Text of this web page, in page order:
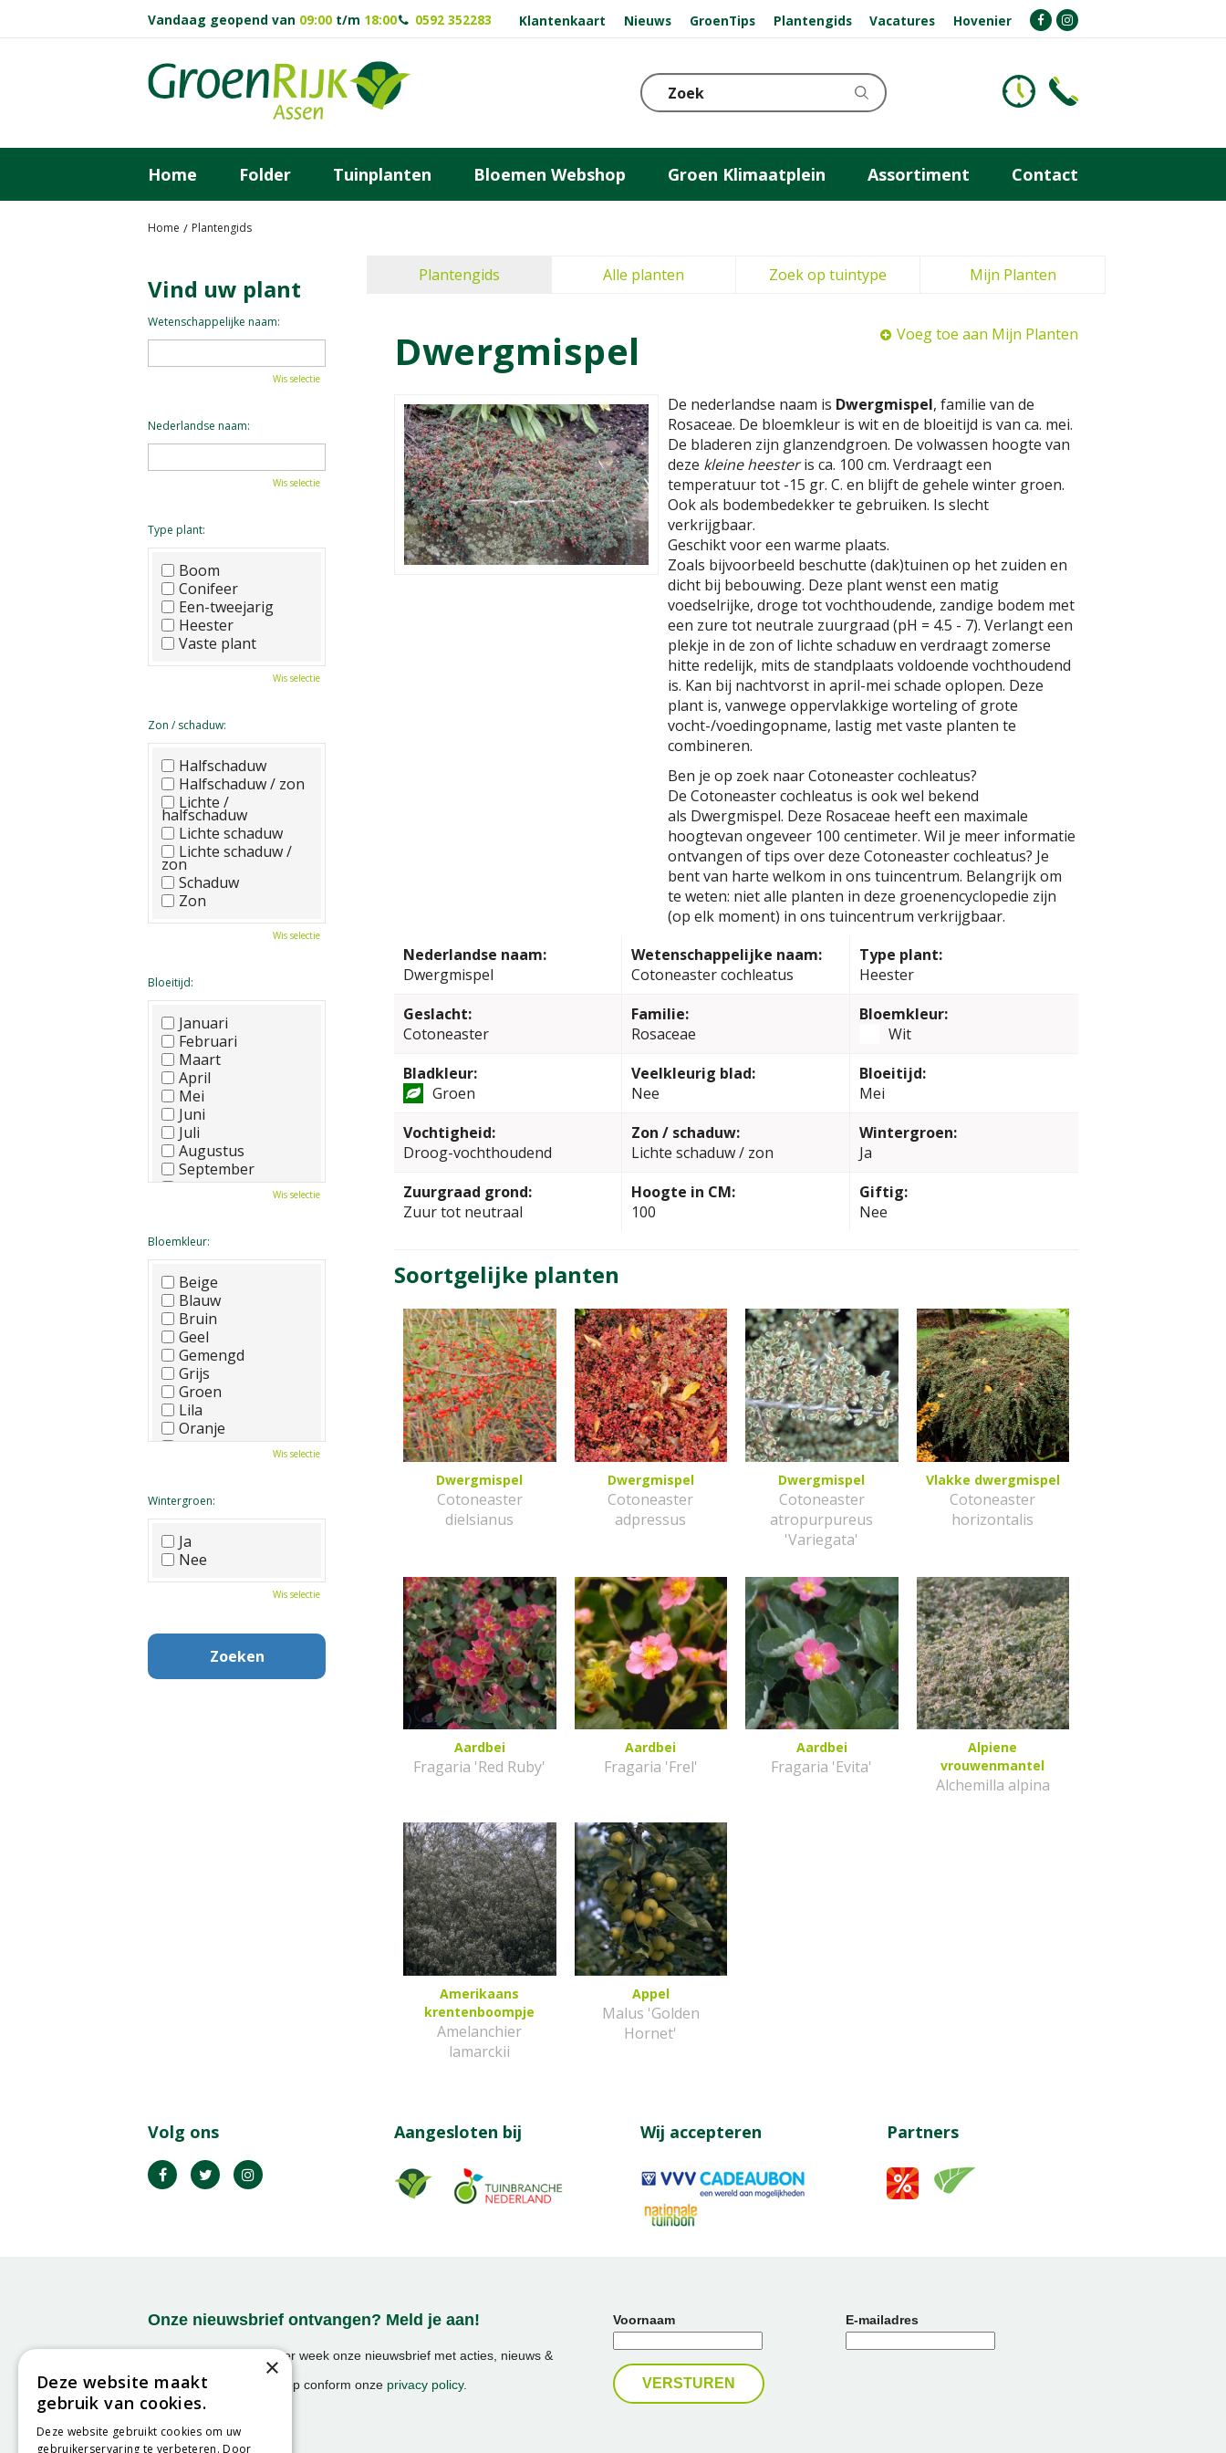
Home Plantengids
Vandaag geopend van 09:00 t/m 18:00 0592 352283 Klantenkaart Nieuws GroenTips Plantengids Vacatures Hovenier
Home Folder Tuinplanten Bloemen Webshop Groen Klimaatplein Assortiment Contact
Plantengids Alle planten Zoek op tuintype Mijn Planten
Dwergmispel Voeg toe aan Mijn Planten
De nederlandse naam is Dwergmispel, familie van de
Rosaceae. De bloemkleur is wit en de bloeitijd is van ca. mei.
De bladeren zijn glanzendgroen. De volwassen hoogte van
deze kleine heesteris ca. 100 cm. Verdraagt een
temperatuur tot -15 gr. C. en blijft de gehele winter groen.
Ook als bodembedekker te gebruiken. Is slecht
verkrijgbaar.
Geschikt voor een warme plaats.
Zoals bijvoorbeeld beschutte (dak)tuinen op het zuiden en
dicht bij bebouwing. Deze plant wenst een matig
voedselrijke, droge tot vochthoudende, zandige bodem met
een zure tot neutrale zuurgraad (pH = 4.5 - 7). Verlangt een
plekje in de zon of lichte schaduw en verdraagt zomerse
hitte redelijk, mits de standplaats voldoende vochthoudend
is. Kan bij nachtvorst in april-mei schade oplopen. Deze
plant is, vanwege oppervlakkige worteling of grote
vocht-/voedingopname, lastig met vaste planten te
combineren.
Ben je op zoek naar Cotoneaster cochleatus?
De Cotoneaster cochleatus is ook wel bekend
als Dwergmispel. Deze Rosaceae heeft een maximale
hoogtevan ongeveer 100 centimeter. Wil je meer informatie
ontvangen of tips over deze Cotoneaster cochleatus? Je
bent van harte welkom in ons tuincentrum. Belangrijk om
te weten: niet alle planten in deze groenencyclopedie zijn
(op elk moment) in ons tuincentrum verkrijgbaar.
Nederlandse naam:
Dwergmispel
Wetenschappelijke naam:
Cotoneaster cochleatus
Type plant:
Heester
Geslacht:
Cotoneaster
Familie:
Rosaceae
Bloemkleur:
Wit
Bladkleur:
Groen
Veelkleurig blad:
Nee
Bloeitijd:
Mei
Vochtigheid:
Droog-vochthoudend
Zon / schaduw:
Lichte schaduw / zon
Wintergroen:
Ja
Zuurgraad grond:
Zuur tot neutraal
Hoogte in CM:
100
Giftig:
Nee
Soortgelijke planten
Dwergmispel
Cotoneaster
dielsianus
Dwergmispel
Cotoneaster
adpressus
Dwergmispel
Cotoneaster
atropurpureus
'Variegata'
Vlakke dwergmispel
Cotoneaster
horizontalis
Aardbei
Fragaria 'Red Ruby'
Aardbei
Fragaria 'Frel'
Aardbei
Fragaria 'Evita'
Alpiene
vrouwenmantel
Alchemilla alpina
Amerikaans
krentenboompje
Amelanchier
lamarckii
Appel
Malus 'Golden
Hornet'
Vind uw plant
Wetenschappelijke naam:
Wis selectie
Nederlandse naam:
Wis selectie
Type plant:
Boom
Conifeer
Een-tweejarig
Heester
Vaste plant
Wis selectie
Zon / schaduw:
Halfschaduw
Halfschaduw / zon
Lichte /
halfschaduw
Lichte schaduw
Lichte schaduw /
zon
Schaduw
Zon
Wis selectie
Bloeitijd:
Januari
Februari
Maart
April
Mei
Juni
Juli
Augustus
September
Oktober
Wis selectie
Bloemkleur:
Beige
Blauw
Bruin
Geel
Gemengd
Grijs
Groen
Lila
Oranje
Paars
Wit
Zwart
Wis selectie
Wintergroen:
Ja
Nee
Wis selectie
Volg ons Aangesloten bij Wij accepteren Partners
Onze nieuwsbrief ontvangen? Meld je aan!
Ontvang ongeveer 1x per week onze nieuwsbrief met acties, nieuws &
We slaan uw gegevens op conform onze privacy policy.
Voornaam E-mailadres
×
Deze website maakt
gebruik van cookies.
Deze website gebruikt cookies om uw
gebruikerservaring te verbeteren. Door